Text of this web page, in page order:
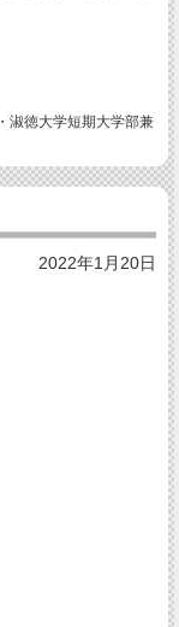
淑徳大学短期大学部兼
2022年1月20日